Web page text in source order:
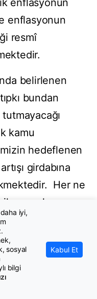
enflasyonun
enflasyonun
resmî
belirlenen
bundan
kamu
hedeflenen
girdabına
Her ne
maaşlara
ödemenin
kayıpları
bir enflasyon
içinde
iyi,
sosyal
bilgi
Kabul Et